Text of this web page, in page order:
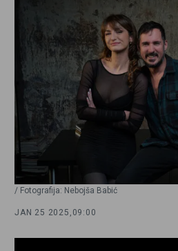
/ Fotografija: Nebojša Babić
JAN 25 2025, 09:00